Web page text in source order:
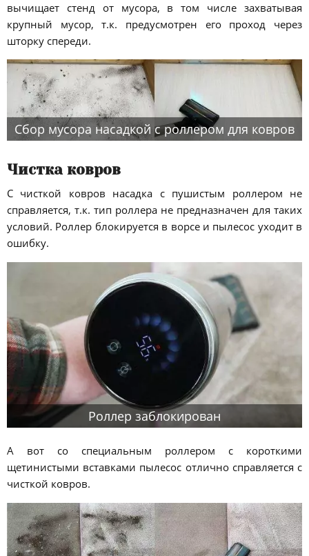
вычищает стенд от мусора, в том числе захватывая
крупный мусор, т.к. предусмотрен его проход через
шторку спереди.
Сбор мусора насадкой с роллером для ковров
Чистка ковров
С чисткой ковров насадка с пушистым роллером не
справляется, т.к. тип роллера не предназначен для таких
условий. Роллер блокируется в ворсе и пылесос уходит в
ошибку.
Роллер заблокирован
А вот со специальным роллером с короткими
щетинистыми вставками пылесос отлично справляется с
чисткой ковров.